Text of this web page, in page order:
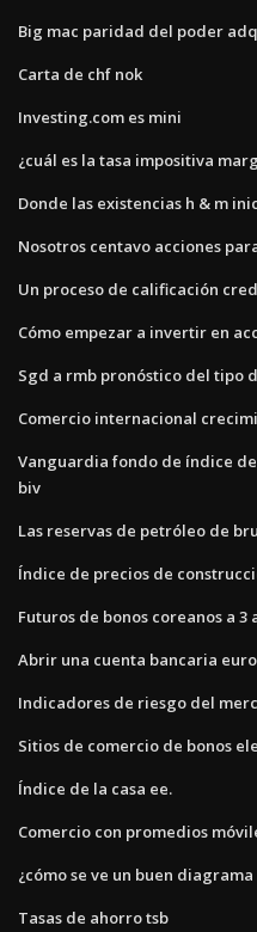
Big mac paridad del poder
Carta de chf nok
Investing.com es mini
¿cuál es la tasa impositiva
Donde las existencias h & m
Nosotros centavo acciones
Un proceso de calificación
Cómo empezar a invertir en
Sgd a rmb pronóstico del tipo
Comercio internacional
Vanguardia fondo de índice
biv
Las reservas de petróleo de
Índice de precios de
Futuros de bonos coreanos a 3
Abrir una cuenta bancaria
Indicadores de riesgo del
Sitios de comercio de bonos
Índice de la casa ee.
Comercio con promedios
¿cómo se ve un buen diagrama
Tasas de ahorro tsb